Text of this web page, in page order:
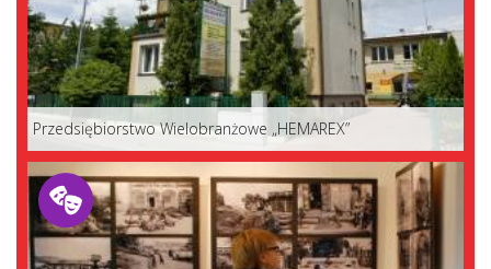
Przedsiębiorstwo Wielobranżowe „HEMAREX”